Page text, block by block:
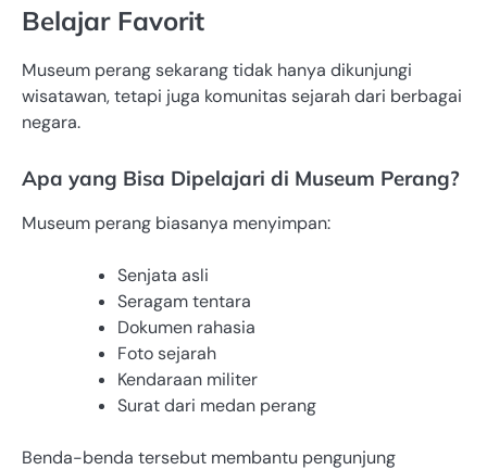
Belajar Favorit
Museum perang sekarang tidak hanya dikunjungi
wisatawan, tetapi juga komunitas sejarah dari berbagai
negara.
Apa yang Bisa Dipelajari di Museum Perang?
Museum perang biasanya menyimpan:
Senjata asli
Seragam tentara
Dokumen rahasia
Foto sejarah
Kendaraan militer
Surat dari medan perang
Benda-benda tersebut membantu pengunjung